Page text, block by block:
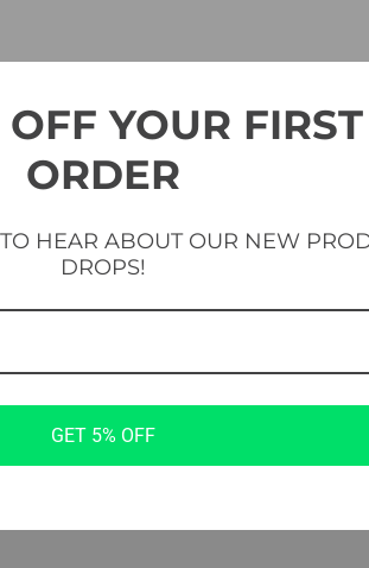
EV-MP-MB
X
X
OFF YOUR FIRST
ORDER
HEAR ABOUT OUR NEW
DROPS!
GET 5% OFF